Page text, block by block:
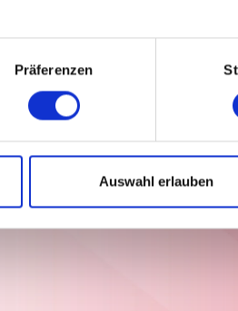
Präferenzen
Auswahl erlauben